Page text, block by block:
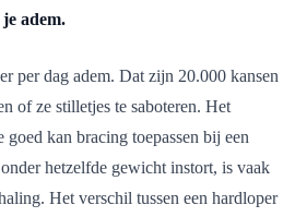
adem.
per dag adem. Dat zijn 20.000 kansen
of ze stilletjes te saboteren. Het
kan bracing toepassen bij een
hetzelfde gewicht instort, is vaak
Het verschil tussen een hardloper